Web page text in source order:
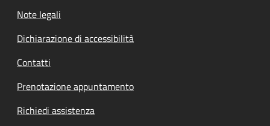
Note legali
Dichiarazione di accessibilità
Contatti
Prenotazione appuntamento
Richiedi assistenza